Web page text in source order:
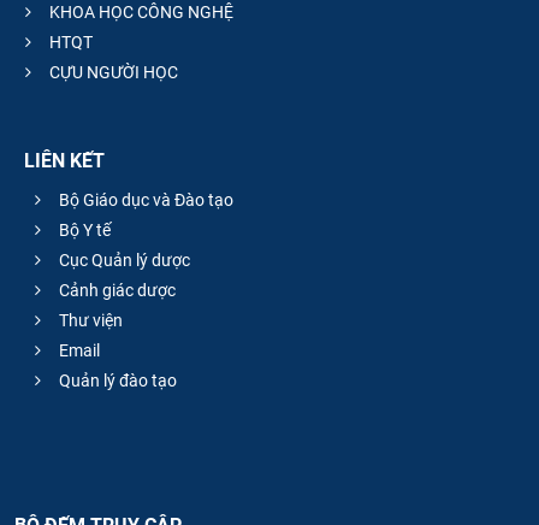
KHOA HỌC CÔNG NGHỆ
HTQT
CỰU NGƯỜI HỌC
LIÊN KẾT
Bộ Giáo dục và Đào tạo
Bộ Y tế
Cục Quản lý dược
Cảnh giác dược
Thư viện
Email
Quản lý đào tạo